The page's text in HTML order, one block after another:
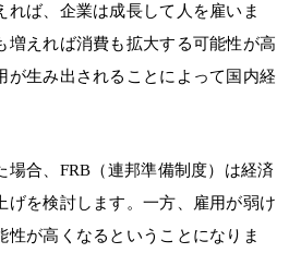
れば、企業は成長して人を雇いま
増えれば消費も拡大する可能性が高
が生み出されることによって国内経
場合、FRB（連邦準備制度）は経済
げを検討します。一方、雇用が弱け
性が高くなるということになりま